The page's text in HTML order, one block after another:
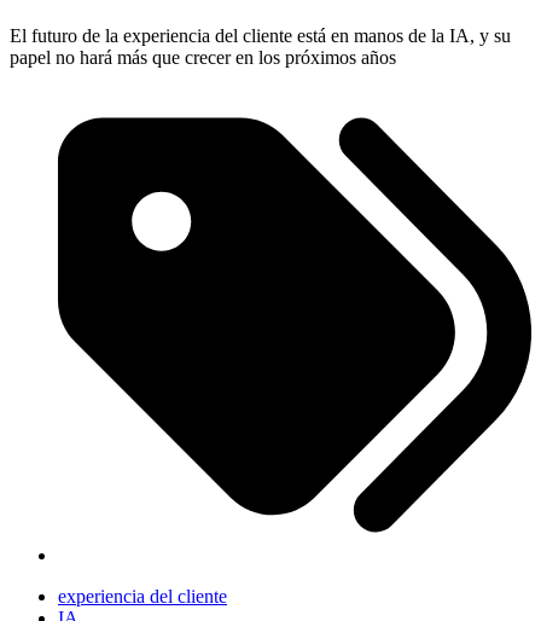
El futuro de la experiencia del cliente está en manos de la IA, y su
papel no hará más que crecer en los próximos años
experiencia del cliente